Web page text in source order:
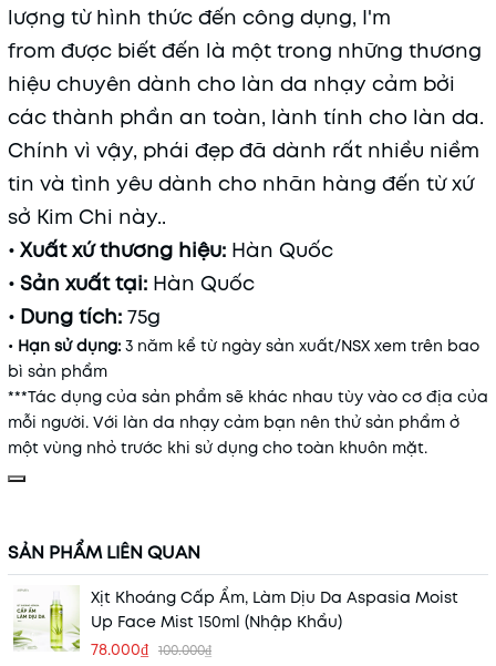
lượng từ hình thức đến công dụng, I'm
from được biết đến là một trong những thương
hiệu chuyên dành cho làn da nhạy cảm bởi
các thành phần an toàn, lành tính cho làn da.
Chính vì vậy, phái đẹp đã dành rất nhiều niềm
tin và tình yêu dành cho nhãn hàng đến từ xứ
sở Kim Chi này..
• Xuất xứ thương hiệu: Hàn Quốc
• Sản xuất tại: Hàn Quốc
• Dung tích:75g
• Hạn sử dụng: 3 năm kể từ ngày sản xuất/NSX xem trên bao
bì sản phẩm
***Tác dụng của sản phẩm sẽ khác nhau tùy vào cơ địa của
mỗi người. Với làn da nhạy cảm bạn nên thử sản phẩm ở
một vùng nhỏ trước khi sử dụng cho toàn khuôn mặt.
SẢN PHẨM LIÊN QUAN
Xịt Khoáng Cấp Ẩm, Làm Dịu Da Aspasia Moist
Up Face Mist 150ml (Nhập Khẩu)
78.000₫ 100.000₫